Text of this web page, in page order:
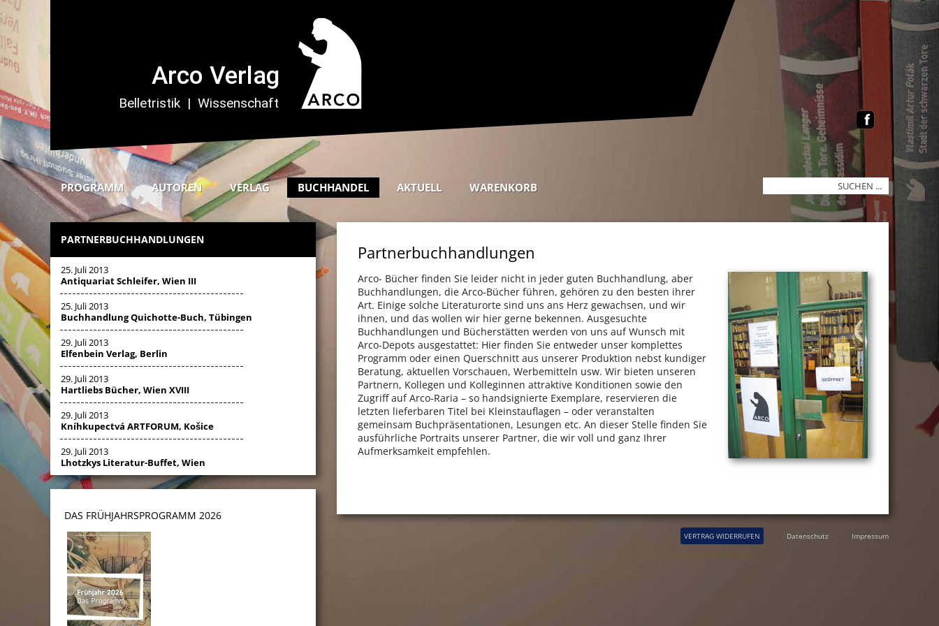
PROGRAMM AUTOREN VERLAG BUCHHANDEL AKTUELL WARENKORB
PARTNERBUCHHANDLUNGEN
25. Juli 2013
Antiquariat Schleifer, Wien III
25. Juli 2013
Buchhandlung Quichotte-Buch, Tübingen
29. Juli 2013
Elfenbein Verlag, Berlin
29. Juli 2013
Hartliebs Bücher, Wien XVIII
29. Juli 2013
Kníhkupectvá ARTFORUM, Košice
29. Juli 2013
Lhotzkys Literatur-Buffet, Wien
DAS FRÜHJAHRSPROGRAMM 2026
Partnerbuchhandlungen
Arco- Bücher finden Sie leider nicht in jeder guten Buchhandlung, aber
Buchhandlungen, die Arco-Bücher führen, gehören zu den besten ihrer
Art. Einige solche Literaturorte sind uns ans Herz gewachsen, und wir
ihnen, und das wollen wir hier gerne bekennen. Ausgesuchte
Buchhandlungen und Bücherstätten werden von uns auf Wunsch mit
Arco-Depots ausgestattet: Hier finden Sie entweder unser komplettes
Programm oder einen Querschnitt aus unserer Produktion nebst kundiger
Beratung, aktuellen Vorschauen, Werbemitteln usw. Wir bieten unseren
Partnern, Kollegen und Kolleginnen attraktive Konditionen sowie den
Zugriff auf Arco-Raria – so handsignierte Exemplare, reservieren die
letzten lieferbaren Titel bei Kleinstauflagen – oder veranstalten
gemeinsam Buchpräsentationen, Lesungen etc. An dieser Stelle finden Sie
ausführliche Portraits unserer Partner, die wir voll und ganz Ihrer
Aufmerksamkeit empfehlen.
VERTRAG WIDERRUFEN Datenschutz Impressum